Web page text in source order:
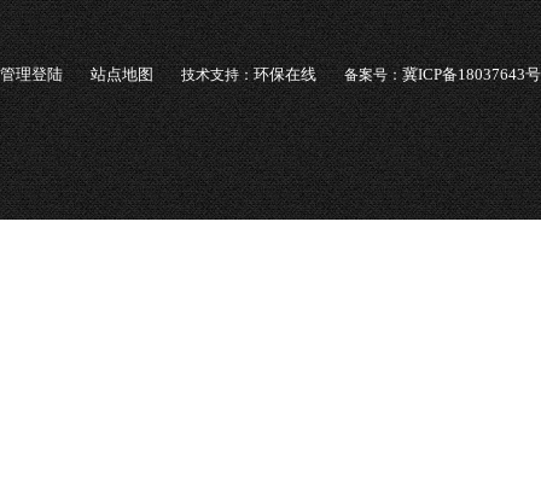
管理登陆 站点地图 技术支持：环保在线 备案号：冀ICP备18037643